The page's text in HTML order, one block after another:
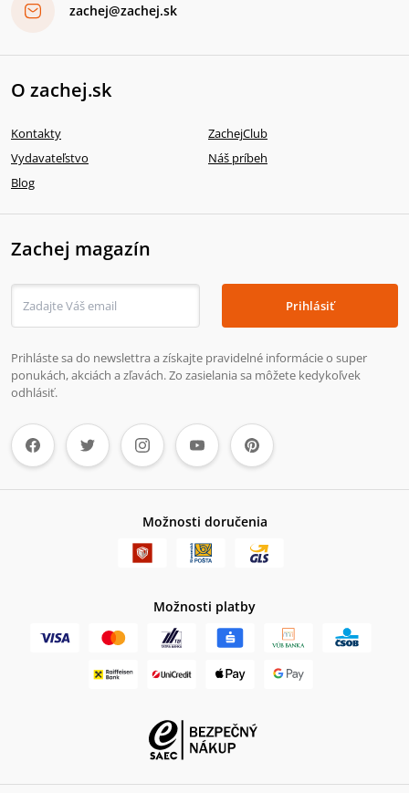
zachej@zachej.sk
O zachej.sk
Kontakty
ZachejClub
Vydavateľstvo
Náš príbeh
Blog
Zachej magazín
Prihlásiť
Prihláste sa do newslettra a získajte pravidelné informácie o super
ponukách, akciách a zľavách. Zo zasielania sa môžete kedykoľvek
odhlásiť.
Možnosti doručenia
Možnosti platby